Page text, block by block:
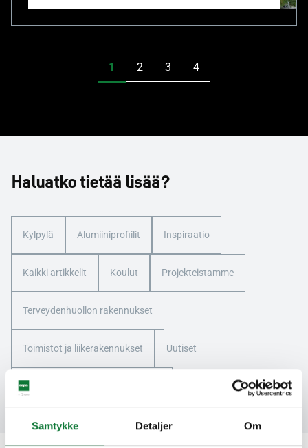
Samtykke Detaljer Om
Haluatko tietää lisää?
Kylpylä Alumiiniprofiilit Inspiraatio
Kaikki artikkelit Koulut Projekteistamme
Terveydenhuollon rakennukset
Toimistot ja liikerakennukset Uutiset
WATA -palkintojen voittajat 2024